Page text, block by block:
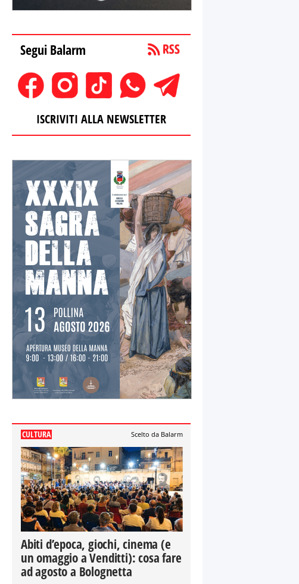
Segui Balarm
ISCRIVITI ALLA NEWSLETTER
CULTURA Scelto da Balarm
Abiti d’epoca, giochi, cinema (e
un omaggio a Venditti): cosa fare
ad agosto a Bolognetta